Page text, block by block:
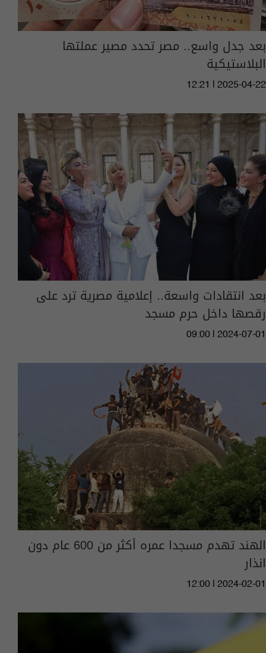
بعد جدل واسع.. مصر تحدد مصير عملتها
البلاستيكية
12:21 | 2025-04-22
بعد انتقادات واسعة.. إعلامية مصرية ترد على
رقصها داخل حرم مسجد
09:00 | 2024-07-01
الهند تهدم مسجدا عمره أكثر من 600 عام دون
انذار
12:00 | 2024-02-01